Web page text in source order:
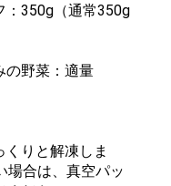
：350g（通常350g
の野菜：適量
りと解凍しま
場合は、真空パッ